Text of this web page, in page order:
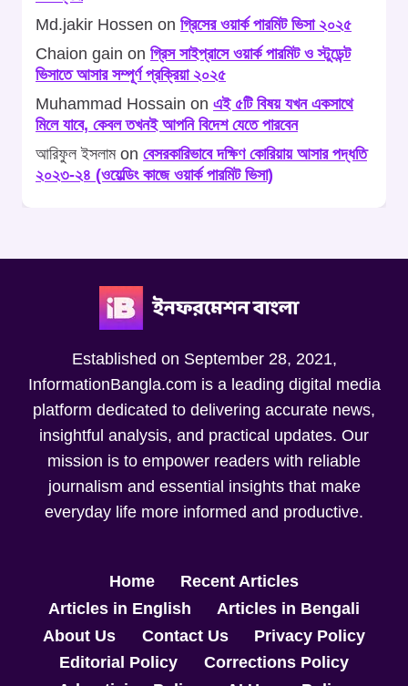
Md.jakir Hossen on গ্রিসের ওয়ার্ক পারমিট ভিসা ২০২৫
Chaion gain on গ্রিস সাইপ্রাসে ওয়ার্ক পারমিট ও স্টুডেন্ট
ভিসাতে আসার সম্পূর্ণ প্রক্রিয়া ২০২৫
Muhammad Hossain on এই ৫টি বিষয় যখন একসাথে
মিলে যাবে, কেবল তখনই আপনি বিদেশ যেতে পারবেন
আরিফুল ইসলামon বেসরকারিভাবে দক্ষিণ কোরিয়ায় আসার পদ্ধতি
২০২৩-২৪ (ওয়েল্ডিং কাজে ওয়ার্ক পারমিট ভিসা)
Established on September 28, 2021,
InformationBangla.com is a leading digital media
platform dedicated to delivering accurate news,
insightful analysis, and practical updates. Our
mission is to empower readers with reliable
journalism and essential insights that make
everyday life more informed and productive.
Home
Recent Articles
Articles in English
Articles in Bengali
About Us
Contact Us
Privacy Policy
Editorial Policy
Corrections Policy